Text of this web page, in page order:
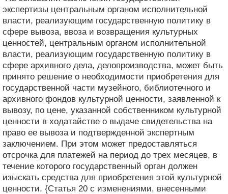
экспертизы центральным органом исполнительной
власти, реализующим государственную политику в
сфере вывоза, ввоза и возвращения культурных
ценностей, центральным органом исполнительной
власти, реализующим государственную политику в
сфере архивного дела, делопроизводства, может быть
принято решение о необходимости приобретения для
государственной части музейного, библиотечного и
архивного фондов культурной ценности, заявленной к
вывозу, по цене, указанной собственником культурной
ценности в ходатайстве о выдаче свидетельства на
право ее вывоза и подтвержденной экспертным
заключением. При этом может предоставляться
отсрочка для платежей на период до трех месяцев, в
течение которого государственный орган должен
изыскать средства для приобретения этой культурной
ценности. {Статья 20 с изменениями, внесенными